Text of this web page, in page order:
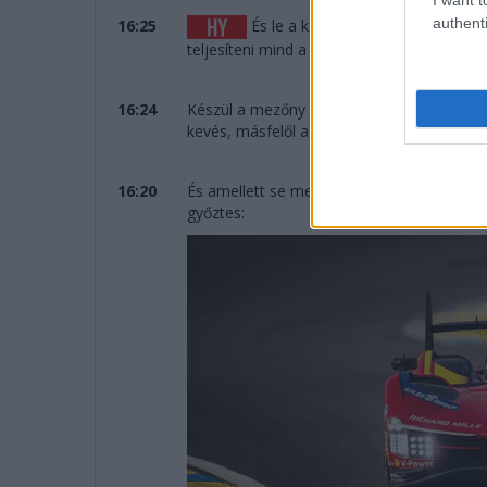
16:25
És le a kalappal a Cadillac előtt,
teljesíteni mind a 387 kört.
16:24
Készül a mezőny az eredményhirdetésre,
kevés, másfelől a tavalyi évet
16:20
És amellett se menjünk el szó nélkül
győztes: